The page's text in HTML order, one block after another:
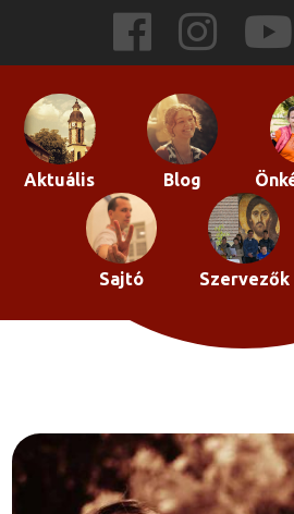
content
Aktuális Blog
Sajtó Szervezők